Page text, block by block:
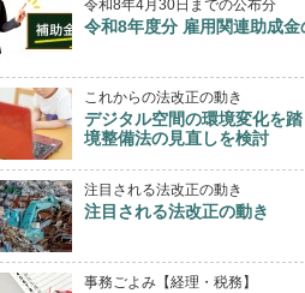
令和8年4月30日までの公布分
令和8年度分 雇用関連助成金
これからの法改正の動き
デジタル空間の環境変化を
境整備法の見直しを検討
注目される法改正の動き
注目される法改正の動き
事務ごよみ【経理・税務】